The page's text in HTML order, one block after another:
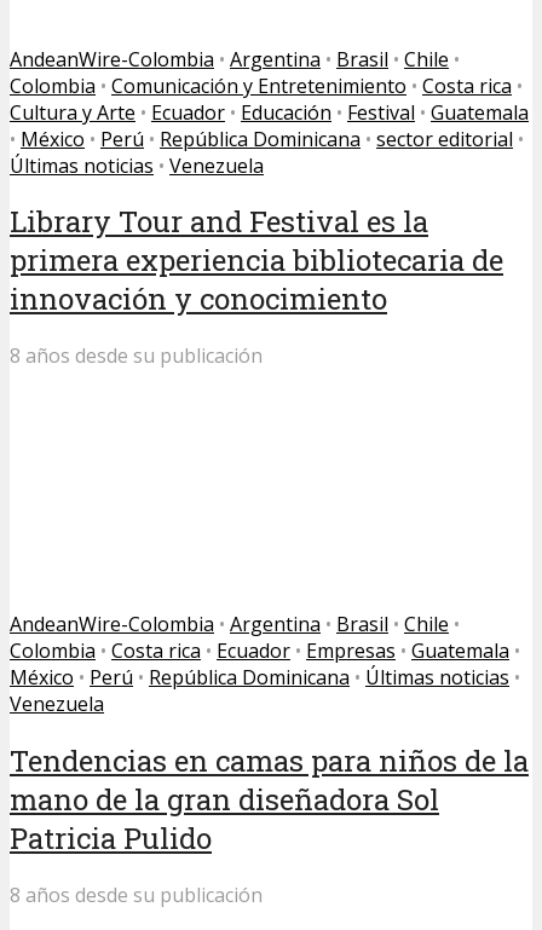
AndeanWire-Colombia • Argentina • Brasil • Chile •
Colombia • Comunicación y Entretenimiento • Costa rica •
Cultura y Arte • Ecuador • Educación • Festival • Guatemala
• México • Perú • República Dominicana • sector editorial •
Últimas noticias • Venezuela
Library Tour and Festival es la
primera experiencia bibliotecaria de
innovación y conocimiento
8 años desde su publicación
AndeanWire-Colombia • Argentina • Brasil • Chile •
Colombia • Costa rica • Ecuador • Empresas • Guatemala •
México • Perú • República Dominicana • Últimas noticias •
Venezuela
Tendencias en camas para niños de la
mano de la gran diseñadora Sol
Patricia Pulido
8 años desde su publicación